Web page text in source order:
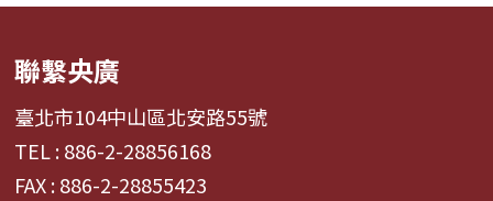
聯繫央廣
臺北市104中山區北安路55號
TEL : 886-2-28856168
FAX : 886-2-28855423